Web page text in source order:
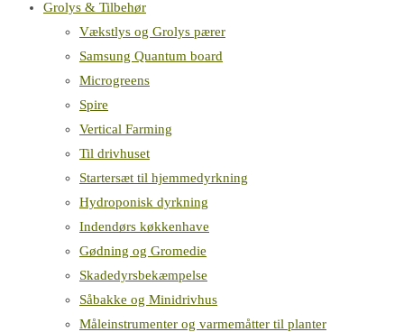
Grolys & Tilbehør
Vækstlys og Grolys pærer
Samsung Quantum board
Microgreens
Spire
Vertical Farming
Til drivhuset
Startersæt til hjemmedyrkning
Hydroponisk dyrkning
Indendørs køkkenhave
Gødning og Gromedie
Skadedyrsbekæmpelse
Såbakke og Minidrivhus
Måleinstrumenter og varmemåtter til planter